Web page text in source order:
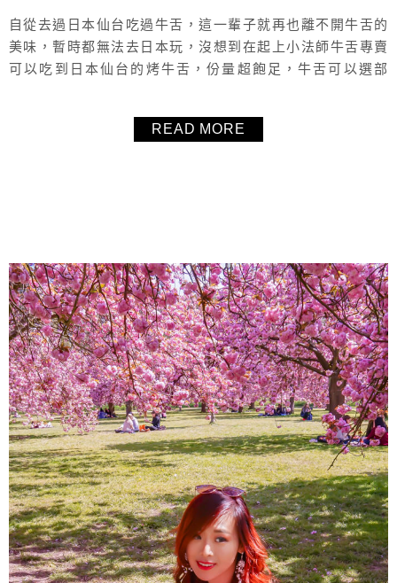
自從去過日本仙台吃過牛舌，這一輩子就再也離不開牛舌的
美味，暫時都無法去日本玩，沒想到在起上小法師牛舌專賣
可以吃到日本仙台的烤牛舌，份量超飽足，牛舌可以選部
真的太滿足太好吃，一定要大力推薦！還想再訪！起上小法
READ MORE
About